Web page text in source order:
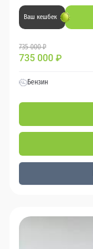
Ваш кешбек
735 000 ₽
735 000 ₽
Бензин